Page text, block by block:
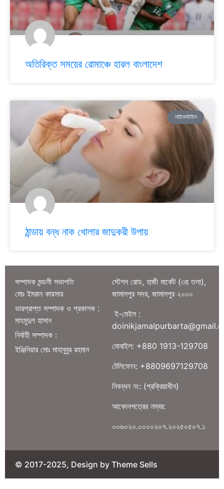
অতিরিক্ত সময়ের রোমাঞ্চে হারল বাংলাদেশ
লাইফস্টাইল
ঠান্ডায় বন্ধ নাক খোলার জাদুকরী উপায়
সম্পাদক মন্ডলী সভাপতি
মোঃ ইমরান কায়সার
ভারপ্রাপ্ত সম্পাদক ও প্রকাশক :
মাহমুদুল হাসান
নির্বাহী সম্পাদক :
ইঞ্জিনিয়ার মোঃ মাহাবুবুর রহমান
স্টেশন রোড, হাজী মার্কেট (৩য় তলা),
জামালপুর সদর, জামালপুর ২০০০
ই-মেইল :
মোবাইল: +880 1913-129708
টেলিফোন: +8809697129708
নিবন্ধন নং: (প্রক্রিয়াধীন)
আবেদনপত্রের নম্বর:
০০৬০২০.০০০০২০৭.২০২৫০৫০৭.১
© 2017-2025, Design by Theme Sells